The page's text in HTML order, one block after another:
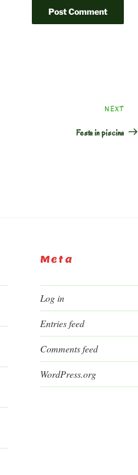
Next
Post
NEXT
Festa in piscina
Meta
Log in
Entries feed
Comments feed
WordPress.org